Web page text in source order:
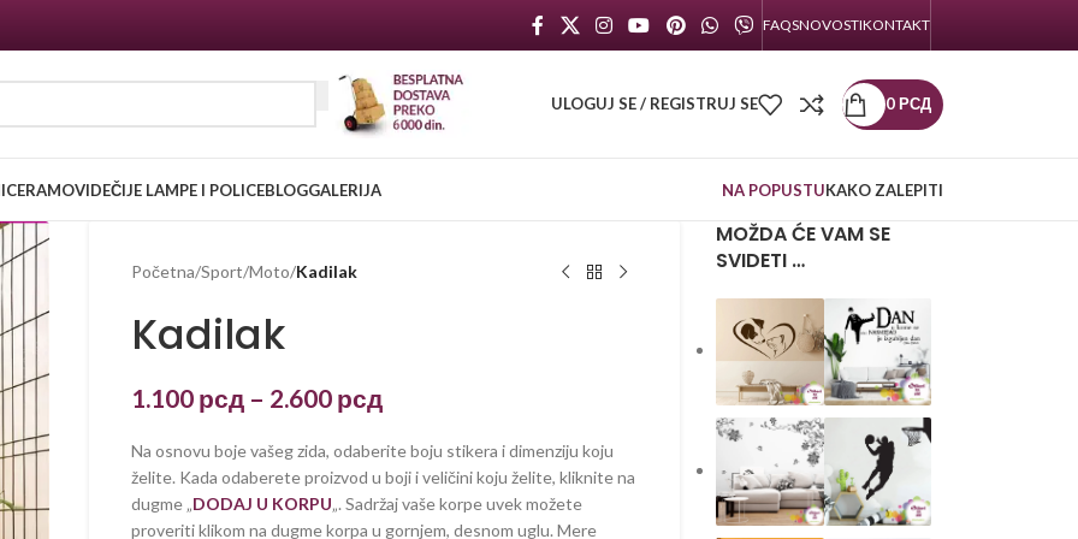
FAQSNOVOSTIKONTAKT
ULOGUJ SE / REGISTRUJ SE 0РСД
RAMOVIDEČIJE LAMPE I POLICEBLOGGALERIJA NA POPUSTUKAKO ZALEPITI
Početna/Sport/Moto/Kadilak
Kadilak
1.100 рсд – 2.600 рсд
Na osnovu boje vašeg zida, odaberite boju stikera i dimenziju koju
želite. Kada odaberete proizvod u boji i veličini koju želite, kliknite na
dugme „DODAJ U KORPU„. Sadržaj vaše korpe uvek možete
proveriti klikom na dugme korpa u gornjem, desnom uglu. Mere
MOŽDA ĆE VAM SE
SVIDETI …